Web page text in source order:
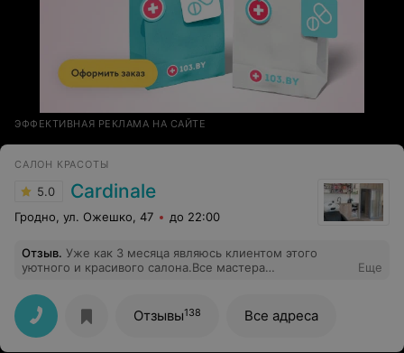
ЭФФЕКТИВНАЯ РЕКЛАМА НА САЙТЕ
САЛОН КРАСОТЫ
5.0 Cardinale
Гродно, ул. Ожешко, 47 до 22:00
Отзыв. Уже как 3 месяца являюсь клиентом этого
уютного и красивого салона.Все мастера
клиентов Рада что нашла именно вас
Еще
Отзывы138 Все адреса